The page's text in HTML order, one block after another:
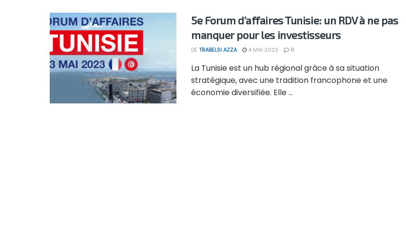
5e Forum d’affaires Tunisie: un RDV à ne pas
manquer pour les investisseurs
DE TRABELSI AZZA 4 MAI 2023 0
La Tunisie est un hub régional grâce à sa situation
stratégique, avec une tradition francophone et une
économie diversifiée. Elle ...